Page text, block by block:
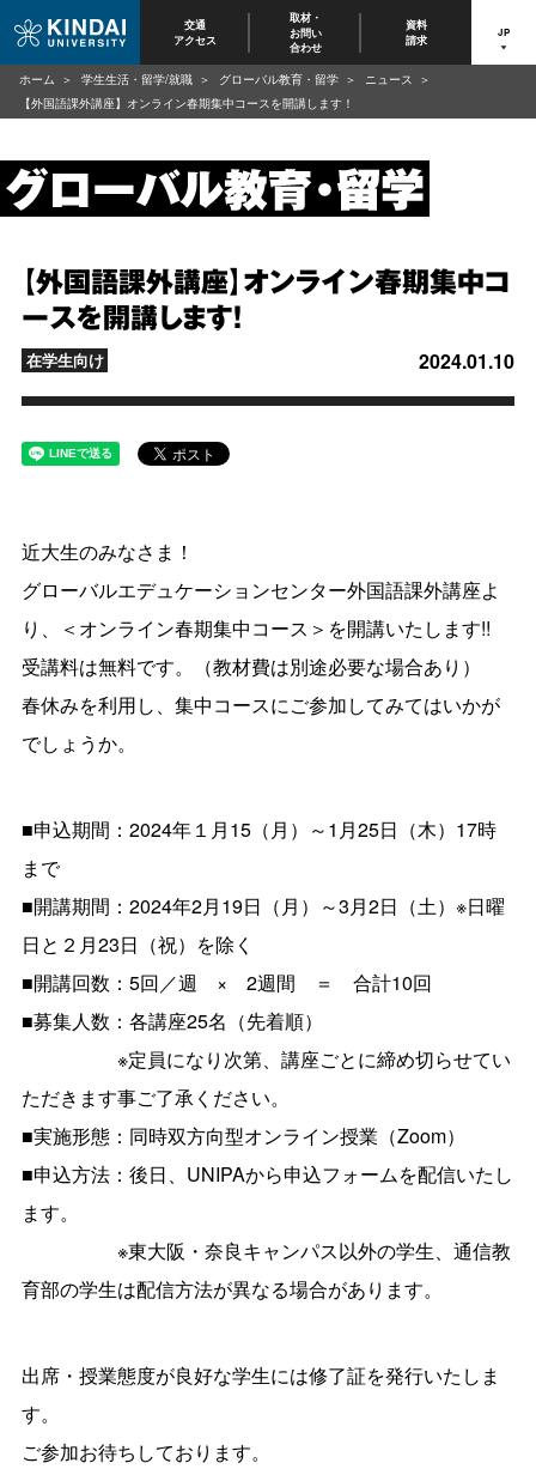
交通
アクセス
取材・
お問い
合わせ
資料
請求
JP
【外国語課外講座】オンライン春期集中コ
ースを開講します！
2024.01.10
在学生向け
近大生のみなさま！
グローバルエデュケーションセンター外国語課外講座よ
り、＜オンライン春期集中コース＞を開講いたします!!
受講料は無料です。（教材費は別途必要な場合あり）
春休みを利用し、集中コースにご参加してみてはいかが
でしょうか。
■申込期間：2024年１月15（月）～1月25日（木）17時
まで
■開講期間：2024年2月19日（月）～3月2日（土）※日曜
日と２月23日（祝）を除く
■開講回数：5回／週 × 2週間 ＝ 合計10回
■募集人数：各講座25名（先着順）
※定員になり次第、講座ごとに締め切らせてい
ただきます事ご了承ください。
■実施形態：同時双方向型オンライン授業（Zoom）
■申込方法：後日、UNIPAから申込フォームを配信いたし
ます。
※東大阪・奈良キャンパス以外の学生、通信教
育部の学生は配信方法が異なる場合があります。
出席・授業態度が良好な学生には修了証を発行いたしま
す。
ご参加お待ちしております。
ホーム 学生生活・留学/就職 グローバル教育・留学
ニュース
【外国語課外講座】オンライン春期集中コースを開講します！